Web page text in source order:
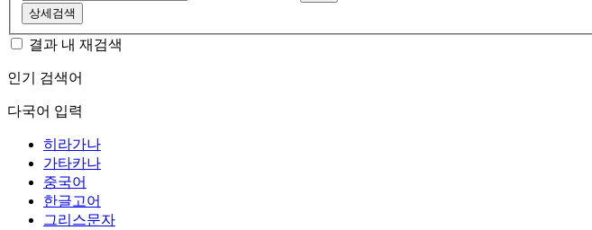
상세검색
결과 내 재검색
인기 검색어
다국어 입력
히라가나
가타카나
중국어
한글고어
그리스문자